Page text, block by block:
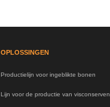
OPLOSSINGEN
Productielijn voor ingeblikte bonen
Lijn voor de productie van visconserven